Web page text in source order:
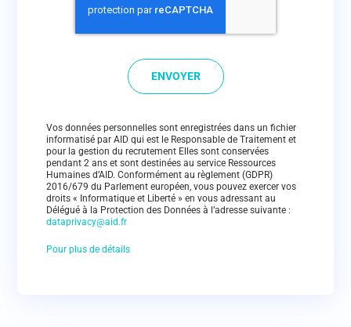
ENVOYER
Vos données personnelles sont enregistrées dans un fichier
informatisé par AID qui est le Responsable de Traitement et
pour la gestion du recrutement Elles sont conservées
pendant 2 ans et sont destinées au service Ressources
Humaines d’AID. Conformément au règlement (GDPR)
2016/679 du Parlement européen, vous pouvez exercer vos
droits « Informatique et Liberté » en vous adressant au
Délégué à la Protection des Données à l’adresse suivante :
dataprivacy@aid.fr
Pour plus de détails